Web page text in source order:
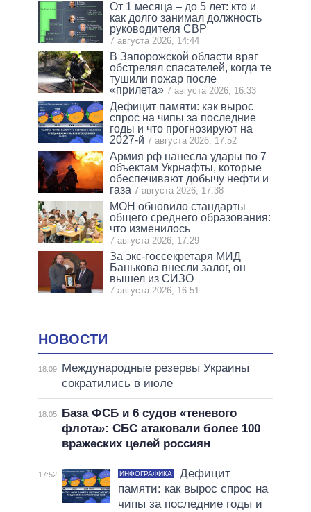
От 1 месяца – до 5 лет: кто и
как долго занимал должность
руководителя СВР
7 августа 2026, 14:44
В Запорожской области враг
обстрелял спасателей, когда те
тушили пожар после
«прилета» 7 августа 2026, 16:33
Дефицит памяти: как вырос
спрос на чипы за последние
годы и что прогнозируют на
2027-й 7 августа 2026, 17:52
Армия рф нанесла удары по 7
объектам Укрнафты, которые
обеспечивают добычу нефти и
газа 7 августа 2026, 17:38
МОН обновило стандарты
общего среднего образования:
что изменилось
7 августа 2026, 17:29
За экс-госсекретаря МИД
Банькова внесли залог, он
вышел из СИЗО
7 августа 2026, 16:51
НОВОСТИ
18:09
Международные резервы Украины
сократились в июле
18:05
База ФСБ и 6 судов «теневого
флота»: СБС атаковали более 100
вражеских целей россиян
17:52 ИНФОГРАФИКА
Дефицит
памяти: как вырос спрос на
чипы за последние годы и